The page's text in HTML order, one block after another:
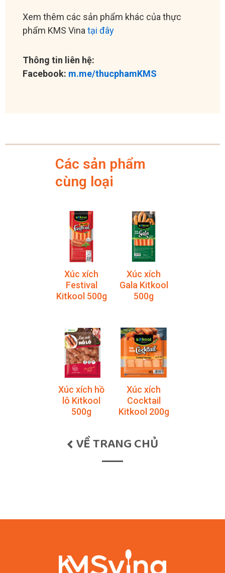
Xem thêm các sản phẩm khác của thực
phẩm KMS Vinatại đây
Thông tin liên hệ:
Facebook: m.me/thucphamKMS
Các sản phẩm
cùng loại
Xúc xích
Festival
Kitkool 500g
Xúc xích
Gala Kitkool
500g
Xúc xích hồ
lô Kitkool
500g
Xúc xích
Cocktail
Kitkool 200g
VỀ TRANG CHỦ